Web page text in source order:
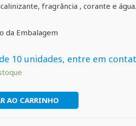
fragrância , corante e água.
da Embalagem
10 unidades, entre em
AO CARRINHO